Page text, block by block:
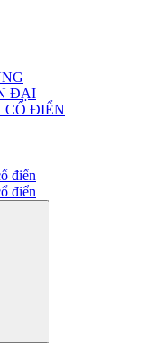
ĐẠI
CỔ ĐIỂN